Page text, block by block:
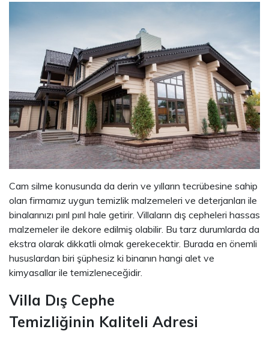
Cam silme konusunda da derin ve yılların tecrübesine sahip
olan firmamız uygun temizlik malzemeleri ve deterjanları ile
binalarınızı pırıl pırıl hale getirir. Villaların dış cepheleri hassas
malzemeler ile dekore edilmiş olabilir. Bu tarz durumlarda da
ekstra olarak dikkatli olmak gerekecektir. Burada en önemli
hususlardan biri şüphesiz ki binanın hangi alet ve
kimyasallar ile temizleneceğidir.
Villa Dış Cephe
Temizliğinin Kaliteli Adresi